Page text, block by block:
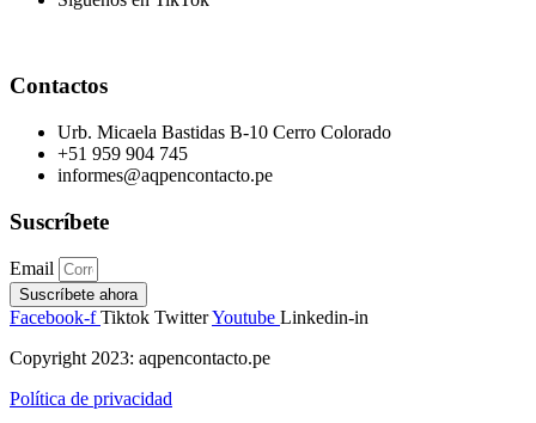
Contactos
Urb. Micaela Bastidas B-10 Cerro Colorado
+51 959 904 745
informes@aqpencontacto.pe
Suscríbete
Email
Suscríbete ahora
Facebook-f Tiktok TwitterYoutube Linkedin-in
Copyright 2023: aqpencontacto.pe
Política de privacidad